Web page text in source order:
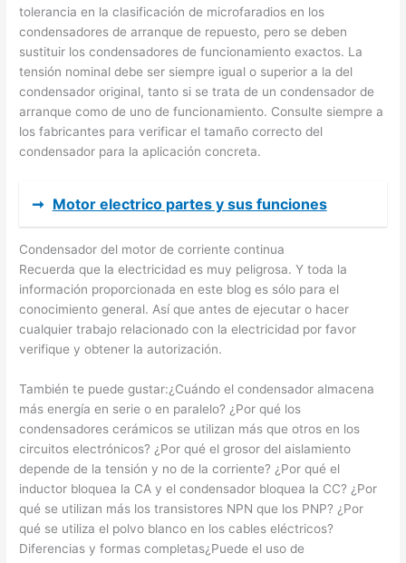
tolerancia en la clasificación de microfaradios en los
condensadores de arranque de repuesto, pero se deben
sustituir los condensadores de funcionamiento exactos. La
tensión nominal debe ser siempre igual o superior a la del
condensador original, tanto si se trata de un condensador de
arranque como de uno de funcionamiento. Consulte siempre a
los fabricantes para verificar el tamaño correcto del
condensador para la aplicación concreta.
➞ Motor electrico partes y sus funciones
Condensador del motor de corriente continua
Recuerda que la electricidad es muy peligrosa. Y toda la
información proporcionada en este blog es sólo para el
conocimiento general. Así que antes de ejecutar o hacer
cualquier trabajo relacionado con la electricidad por favor
verifique y obtener la autorización.
También te puede gustar:¿Cuándo el condensador almacena
más energía en serie o en paralelo? ¿Por qué los
condensadores cerámicos se utilizan más que otros en los
circuitos electrónicos? ¿Por qué el grosor del aislamiento
depende de la tensión y no de la corriente? ¿Por qué el
inductor bloquea la CA y el condensador bloquea la CC? ¿Por
qué se utilizan más los transistores NPN que los PNP? ¿Por
qué se utiliza el polvo blanco en los cables eléctricos?
Diferencias y formas completas¿Puede el uso de